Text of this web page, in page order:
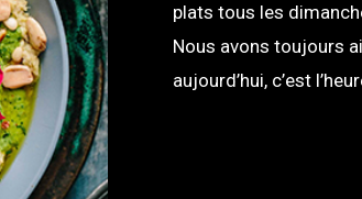
plats tous les
Nous avons toujours
aujourd’hui, c’est